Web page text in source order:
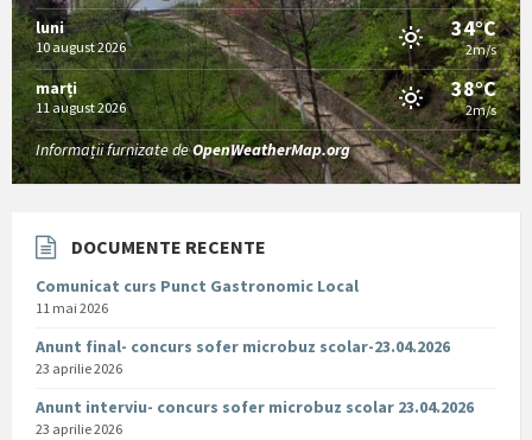
luni
10 august 2026
34°C
2m/s
marți
11 august 2026
38°C
2m/s
Informații furnizate deOpenWeatherMap.org
DOCUMENTE RECENTE
Comunicat curs Punct Gastronomic Local
11 mai 2026
Anunt final- concurs sofer microbuz scolar-23.04.2026
23 aprilie 2026
Anunt interviu- concurs sofer microbuz scolar 23.04.2026
23 aprilie 2026